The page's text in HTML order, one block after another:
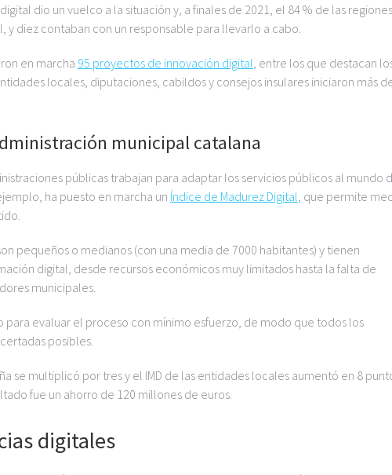
dio un vuelco a la situación y, a finales de 2021, el 84 % de las regiones
diez contaban con un responsable para llevarlo a cabo.
en marcha 95 proyectos de innovación digital , entre los que destacan
locales, diputaciones, cabildos y consejos insulares iniciaron más
municipal catalana
públicas trabajan para adaptar los servicios públicos al mundo
ha puesto en marcha un Índice de Madurez Digital , que permite
pequeños o medianos (con una media de 7000 habitantes) y tienen
digital, desde recursos económicos muy limitados hasta la falta de
municipales.
evaluar el proceso con mínimo esfuerzo, de modo que todos los
posibles.
se multiplicó por tres y el IMD de las entidades locales aumentó en 8
fue un ahorro de 120 millones de euros.
digitales